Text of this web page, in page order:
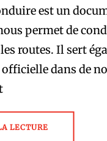
est un
permet de
routes. Il sert
dans de
LECTURE